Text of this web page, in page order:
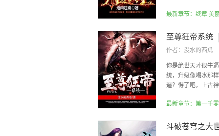
最新章节：终章 美
至尊狂帝系统
作者： 没水的西瓜
你是绝世天才很牛
统，升级像喝水那
逼？得了吧，上古
斗破苍穹之大